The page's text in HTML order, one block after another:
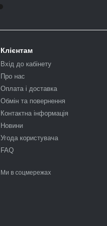
Клієнтам
Вхід до кабінету
Про нас
Оплата і доставка
Обмін та повернення
Контактна інформація
Новини
Угода користувача
FAQ
Ми в соцмережах